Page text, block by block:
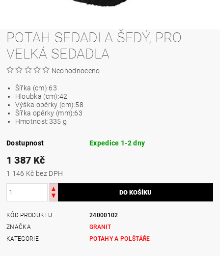
POTAH SEDADLA ŠEDÝ, PRO
VELKÁ SEDADLA
Neohodnoceno
Šířka (cm):63
Hloubka (cm):42
Výška opěrky (cm):58
Šířka opěrky (mm):63
Hmotnost:335 g
Dostupnost Expedice 1-2 dny
1 387 Kč
1 146 Kč bez DPH
KÓD PRODUKTU
24000102
ZNAČKA
GRANIT
KATEGORIE
POTAHY A POLŠTÁŘE